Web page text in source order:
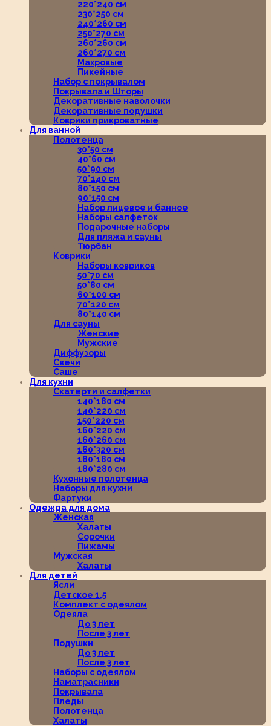
220*240 см
230*250 см
240*260 см
250*270 см
260*260 см
260*270 см
Махровые
Пикейные
Набор с покрывалом
Покрывала и Шторы
Декоративные наволочки
Декоративные подушки
Коврики прикроватные
Для ванной
Полотенца
30*50 см
40*60 см
50*90 см
70*140 см
80*150 см
90*150 см
Набор лицевое и банное
Наборы салфеток
Подарочные наборы
Для пляжа и сауны
Тюрбан
Коврики
Наборы ковриков
50*70 см
50*80 см
60*100 см
70*120 см
80*140 см
Для сауны
Женские
Мужские
Диффузоры
Свечи
Саше
Для кухни
Скатерти и салфетки
140*180 см
140*220 см
150*220 см
160*220 см
160*260 см
160*320 см
180*180 см
180*280 см
Кухонные полотенца
Наборы для кухни
Фартуки
Одежда для дома
Женская
Халаты
Сорочки
Пижамы
Мужская
Халаты
Для детей
Ясли
Детское 1,5
Комплект с одеялом
Одеяла
До 3 лет
После 3 лет
Подушки
До 3 лет
После 3 лет
Наборы с одеялом
Наматрасники
Покрывала
Пледы
Полотенца
Халаты